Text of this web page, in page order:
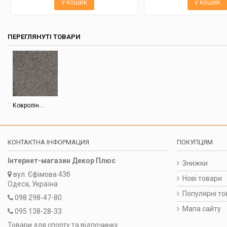
У КОШИК У КОШИК
ПЕРЕГЛЯНУТІ ТОВАРИ
Ковролін...
КОНТАКТНА ІНФОРМАЦИЯ
Інтернет-магазин Декор Плюс
вул. Єфімова 43б
Одеса, Україна
098 298-47-80
095 138-28-33
Товари для спорту та відпочинку
ПОКУПЦЯМ
Знижки
Нові товари
Популярні
Мапа сайту